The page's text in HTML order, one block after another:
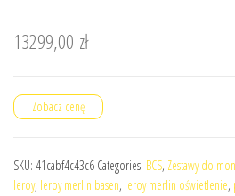
13299,00 zł
Zobacz cenę
SKU: 41cabf4c43c6 Categories: BCS, Zestawy do
leroy, leroy merlin basen, leroy merlin oświetlenie,